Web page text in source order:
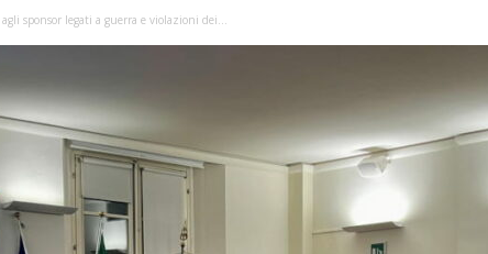
sponsor legati a guerra e violazioni dei...